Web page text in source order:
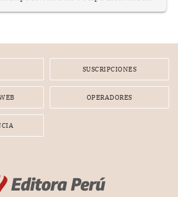
de un meet and greet con
SUSCRIPCIONES
OPERADORES